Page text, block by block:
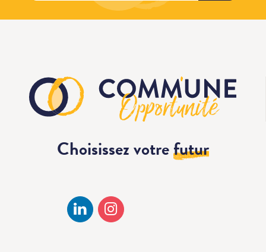
Choisissez votrefutur